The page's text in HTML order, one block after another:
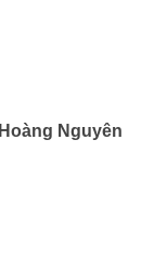
Hoàng Nguyên